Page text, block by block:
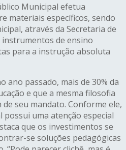
Municipal efetua
materiais específicos, sendo
através da Secretaria de
instrumentos de ensino
para a instrução absoluta
ano passado, mais de 30% da
e que a mesma filosofia
seu mandato. Conforme ele,
uma atenção especial
que os investimentos se
se soluções pedagógicas